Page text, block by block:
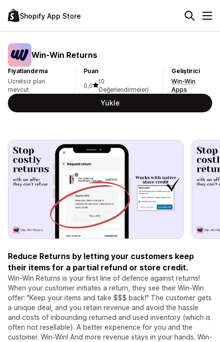
Shopify App Store
Win‑Win Returns
Fiyatlandırma
Ücretsiz plan
mevcut
Puan
0,0
(0
Değerlendirmeler)
Geliştirici
Win-Win
Apps
Yükle
Reduce Returns by letting your customers keep
their items for a partial refund or store credit.
Win-Win Returns is your first line of defence against returns!
When your customer initiates a return, they see their Win-Win
offer: "Keep your items and take $$$ back!" The customer gets
a unique deal, and you retain revenue and avoid the hassle
and costs of inbounding returned and used inventory (which is
often not resellable). A better experience for you and the
customer. Win-Win! And more revenue stays in your hands. Win-